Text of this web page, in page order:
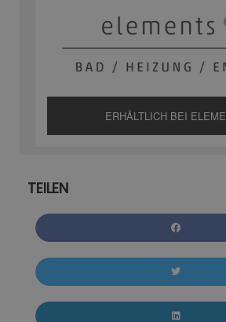
ERHÄLTLICH BEI
TEILEN